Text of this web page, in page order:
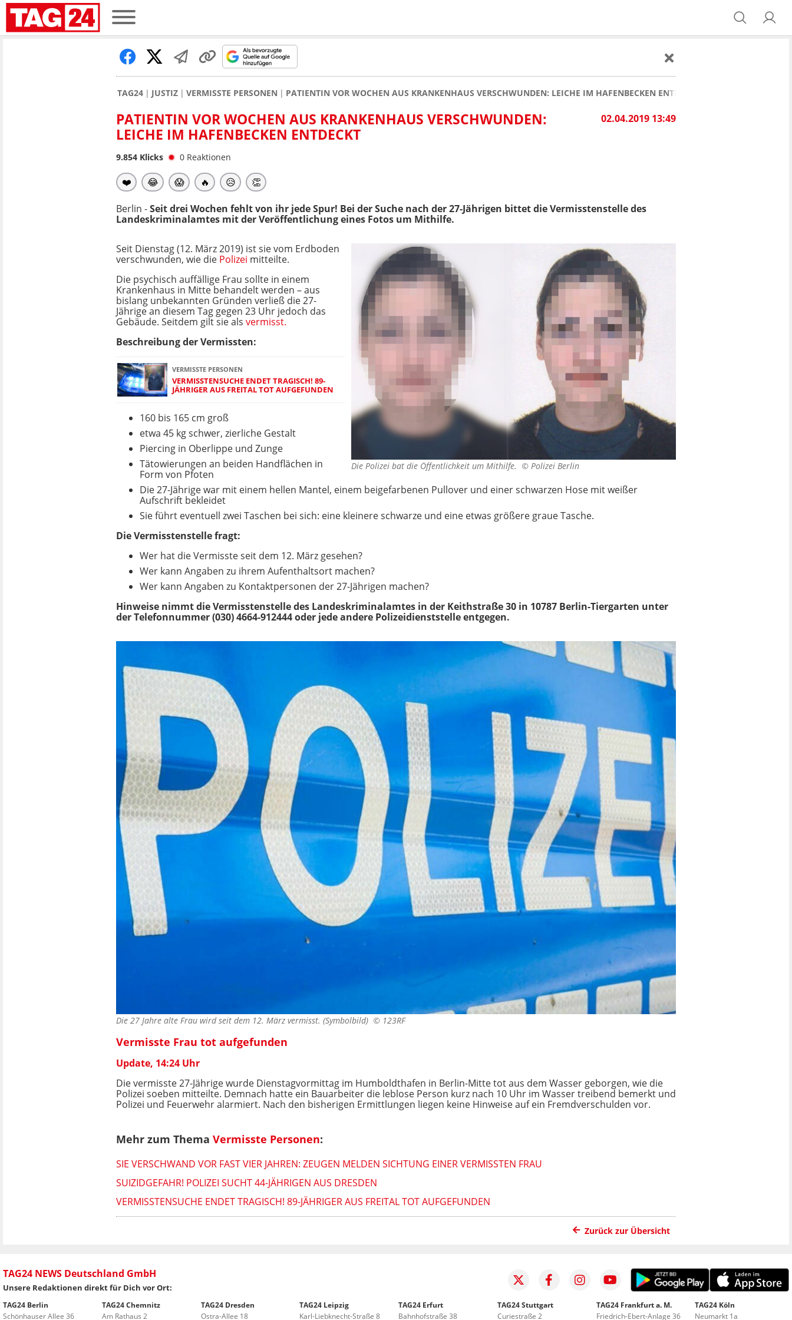
TAG24 JUSTIZ VERMISSTE PERSONEN PATIENTIN VOR WOCHEN AUS KRANKENHAUS VERSCHWUNDEN: LEICHE IM HAFENBECKEN ENTDECKT
02.04.2019 13:49
PATIENTIN VOR WOCHEN AUS KRANKENHAUS VERSCHWUNDEN:
LEICHE IM HAFENBECKEN ENTDECKT
9.854 Klicks 0 Reaktionen
❤️ 😂 😱 🔥 😥 👏
Berlin -Seit drei Wochen fehlt von ihr jede Spur! Bei der Suche nach der 27-Jährigen bittet die Vermisstenstelle des
Landeskriminalamtes mit der Veröffentlichung eines Fotos um Mithilfe.
Die Polizei bat die Öffentlichkeit um Mithilfe. © Polizei Berlin
Seit Dienstag (12. März 2019) ist sie vom Erdboden
verschwunden, wie die Polizei mitteilte.
Die psychisch auffällige Frau sollte in einem
Krankenhaus in Mitte behandelt werden – aus
bislang unbekannten Gründen verließ die 27-
Jährige an diesem Tag gegen 23 Uhr jedoch das
Gebäude. Seitdem gilt sie als vermisst.
Beschreibung der Vermissten:
VERMISSTE PERSONEN
VERMISSTENSUCHE ENDET TRAGISCH! 89-
JÄHRIGER AUS FREITAL TOT AUFGEFUNDEN
160 bis 165 cm groß
etwa 45 kg schwer, zierliche Gestalt
Piercing in Oberlippe und Zunge
Tätowierungen an beiden Handflächen in
Form von Pfoten
Die 27-Jährige war mit einem hellen Mantel, einem beigefarbenen Pullover und einer schwarzen Hose mit weißer
Aufschrift bekleidet
Sie führt eventuell zwei Taschen bei sich: eine kleinere schwarze und eine etwas größere graue Tasche.
Die Vermisstenstelle fragt:
Wer hat die Vermisste seit dem 12. März gesehen?
Wer kann Angaben zu ihrem Aufenthaltsort machen?
Wer kann Angaben zu Kontaktpersonen der 27-Jährigen machen?
Hinweise nimmt die Vermisstenstelle des Landeskriminalamtes in der Keithstraße 30 in 10787 Berlin-Tiergarten unter
der Telefonnummer (030) 4664-912444 oder jede andere Polizeidienststelle entgegen.
Die 27 Jahre alte Frau wird seit dem 12. März vermisst. (Symbolbild) © 123RF
Vermisste Frau tot aufgefunden
Update, 14:24 Uhr
Die vermisste 27-Jährige wurde Dienstagvormittag im Humboldthafen in Berlin-Mitte tot aus dem Wasser geborgen, wie die
Polizei soeben mitteilte. Demnach hatte ein Bauarbeiter die leblose Person kurz nach 10 Uhr im Wasser treibend bemerkt und
Polizei und Feuerwehr alarmiert. Nach den bisherigen Ermittlungen liegen keine Hinweise auf ein Fremdverschulden vor.
Mehr zum Thema Vermisste Personen:
SIE VERSCHWAND VOR FAST VIER JAHREN: ZEUGEN MELDEN SICHTUNG EINER VERMISSTEN FRAU
SUIZIDGEFAHR! POLIZEI SUCHT 44-JÄHRIGEN AUS DRESDEN
VERMISSTENSUCHE ENDET TRAGISCH! 89-JÄHRIGER AUS FREITAL TOT AUFGEFUNDEN
Zurück zur Übersicht
TAG24 NEWS Deutschland GmbH
Unsere Redaktionen direkt für Dich vor Ort:
TAG24 Berlin
Schönhauser Allee 36
TAG24 Chemnitz
Am Rathaus 2
TAG24 Dresden
Ostra-Allee 18
TAG24 Leipzig
Karl-Liebknecht-Straße 8
TAG24 Erfurt
Bahnhofstraße 38
TAG24 Stuttgart
Curiestraße 2
TAG24 Frankfurt a. M.
Friedrich-Ebert-Anlage 36
TAG24 Köln
Neumarkt 1a